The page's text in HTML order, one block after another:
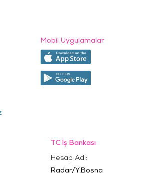
Mobil Uygulamalar
TC İş Bankası
Hesap Adı:
Radar/Y.Bosna